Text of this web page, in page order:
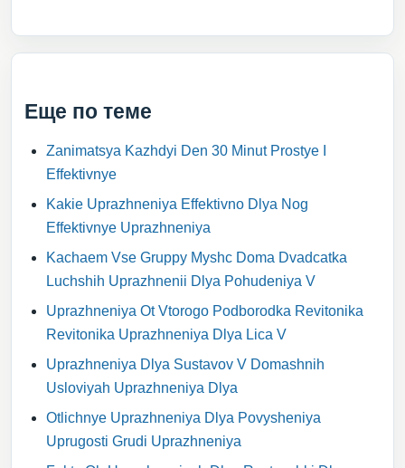
Еще по теме
Zanimatsya Kazhdyi Den 30 Minut Prostye I
Effektivnye
Kakie Uprazhneniya Effektivno Dlya Nog
Effektivnye Uprazhneniya
Kachaem Vse Gruppy Myshc Doma Dvadcatka
Luchshih Uprazhnenii Dlya Pohudeniya V
Uprazhneniya Ot Vtorogo Podborodka Revitonika
Revitonika Uprazhneniya Dlya Lica V
Uprazhneniya Dlya Sustavov V Domashnih
Usloviyah Uprazhneniya Dlya
Otlichnye Uprazhneniya Dlya Povysheniya
Uprugosti Grudi Uprazhneniya